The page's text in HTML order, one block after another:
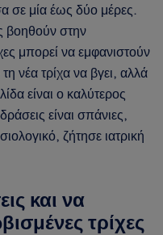
σε μία έως δύο μέρες.
βοηθούν στην
μπορεί να εμφανιστούν
νέα τρίχα να βγει, αλλά
είναι ο καλύτερος
είναι σπάνιες,
ζήτησε ιατρική
και να
τρίχες